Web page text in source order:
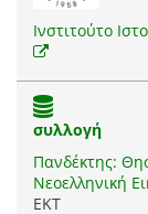
Ινστιτούτο
συλλογή
Πανδέκτης:
Νεοελληνική
EKT